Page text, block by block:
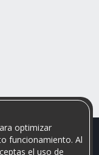
optimizar
funcionamiento. Al
el uso de